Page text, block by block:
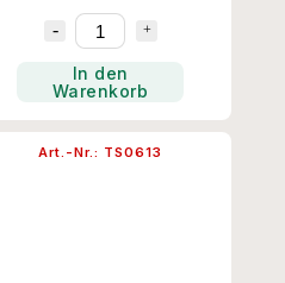
In den
Warenkorb
Art.-Nr.: TS0613